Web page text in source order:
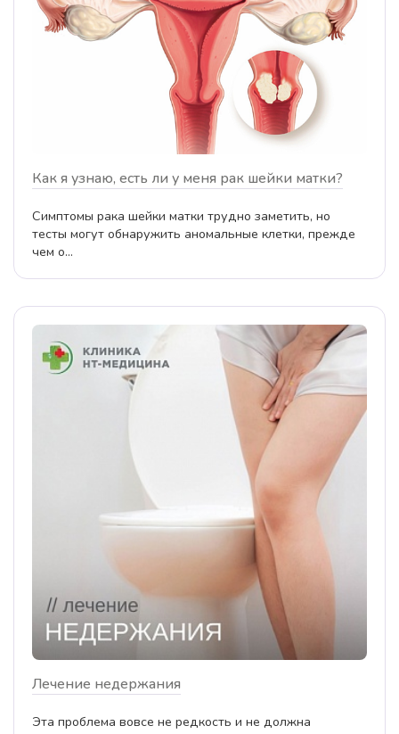
Как я узнаю, есть ли у меня рак шейки матки?
Симптомы рака шейки матки трудно заметить, но
тесты могут обнаружить аномальные клетки, прежде
чем о...
Лечение недержания
Эта проблема вовсе не редкость и не должна